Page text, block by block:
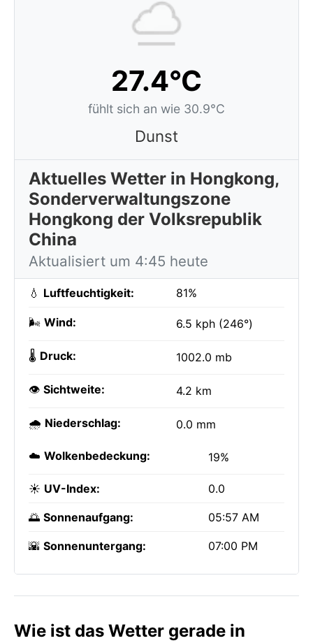
27.4°C
fühlt sich an wie 30.9°C
Dunst
Aktuelles Wetter in Hongkong,
Sonderverwaltungszone
Hongkong der Volksrepublik
China
Aktualisiert um 4:45 heute
💧 Luftfeuchtigkeit: 81%
🌬️ Wind: 6.5 kph (246°)
🌡️ Druck: 1002.0 mb
👁️ Sichtweite: 4.2 km
🌧️ Niederschlag: 0.0 mm
☁️ Wolkenbedeckung: 19%
☀️ UV-Index: 0.0
🌅 Sonnenaufgang: 05:57 AM
🌇 Sonnenuntergang: 07:00 PM
Wie ist das Wetter gerade in